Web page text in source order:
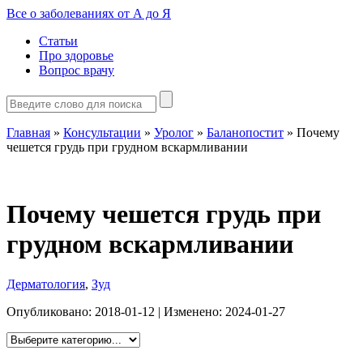
Все о заболеваниях от А до Я
Статьи
Про здоровье
Вопрос врачу
Главная » Консультации » Уролог » Баланопостит » Почему
чешется грудь при грудном вскармливании
Почему чешется грудь при
грудном вскармливании
Дерматология, Зуд
Опубликовано: 2018-01-12 | Изменено: 2024-01-27